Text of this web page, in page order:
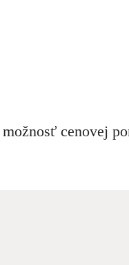
cenovej